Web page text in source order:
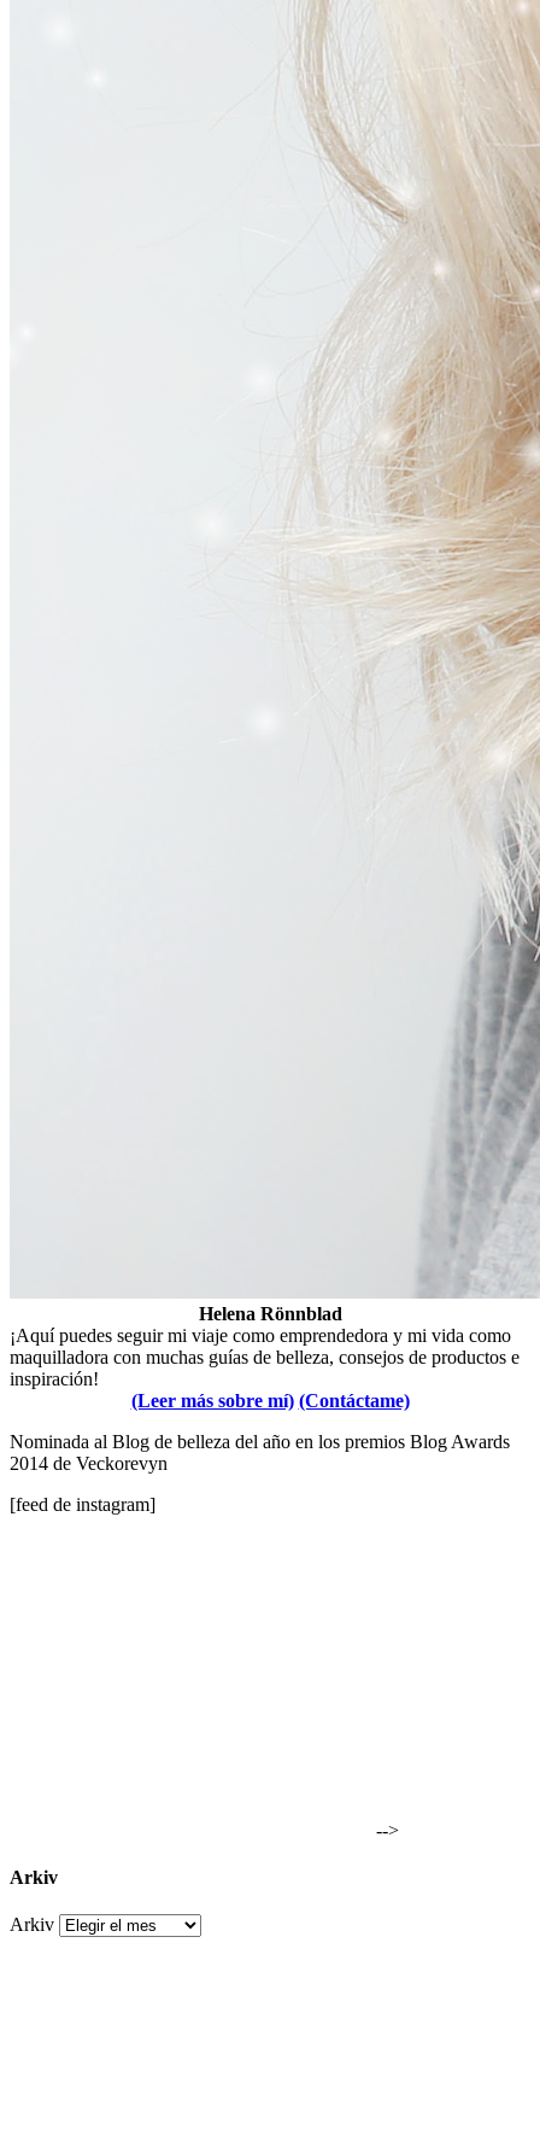
Helena Rönnblad
¡Aquí puedes seguir mi viaje como emprendedora y mi vida como
maquilladora con muchas guías de belleza, consejos de productos e
inspiración!
(Leer más sobre mí) (Contáctame)
Nominada al Blog de belleza del año en los premios Blog Awards
2014 de Veckorevyn
[feed de instagram]
-->
Arkiv
Arkiv